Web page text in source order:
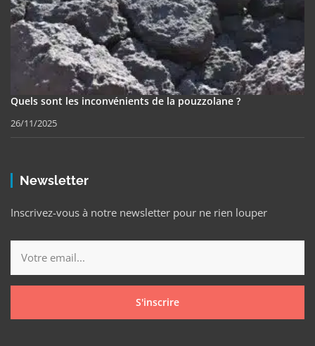
Quels sont les inconvénients de la pouzzolane ?
26/11/2025
Newsletter
Inscrivez-vous à notre newsletter pour ne rien louper
S'inscrire